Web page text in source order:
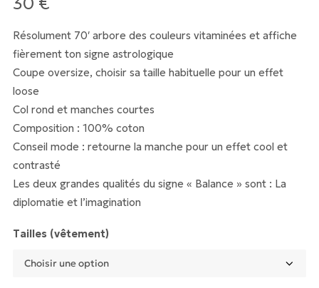
initial
était :
60 €.
actuel
est :
30 €.
Résolument 70′ arbore des couleurs vitaminées et affiche
fièrement ton signe astrologique
Coupe oversize, choisir sa taille habituelle pour un effet
loose
Col rond et manches courtes
Composition : 100% coton
Conseil mode : retourne la manche pour un effet cool et
contrasté
Les deux grandes qualités du signe « Balance » sont : La
diplomatie et l’imagination
Tailles (vêtement)